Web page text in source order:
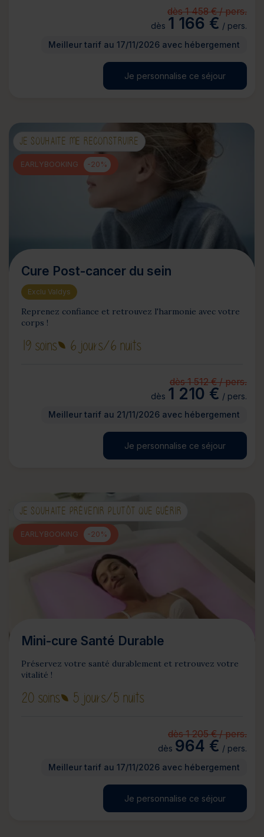
dès 1 458 € / pers.
dès 1 166 € / pers.
Meilleur tarif au 17/11/2026 avec hébergement
Je personnalise ce séjour
JE SOUHAITE ME RECONSTRUIRE
EARLYBOOKING -20%
Cure Post-cancer du sein
Exclu Valdys
Reprenez confiance et retrouvez l'harmonie avec votre
corps !
19 soins 6 jours/6 nuits
dès 1 512 € / pers.
dès 1 210 € / pers.
Meilleur tarif au 21/11/2026 avec hébergement
Je personnalise ce séjour
JE SOUHAITE PRÉVENIR PLUTÔT QUE GUÉRIR
EARLYBOOKING -20%
Mini-cure Santé Durable
Préservez votre santé durablement et retrouvez votre
vitalité !
20 soins 5 jours/5 nuits
dès 1 205 € / pers.
dès 964 € / pers.
Meilleur tarif au 17/11/2026 avec hébergement
Je personnalise ce séjour